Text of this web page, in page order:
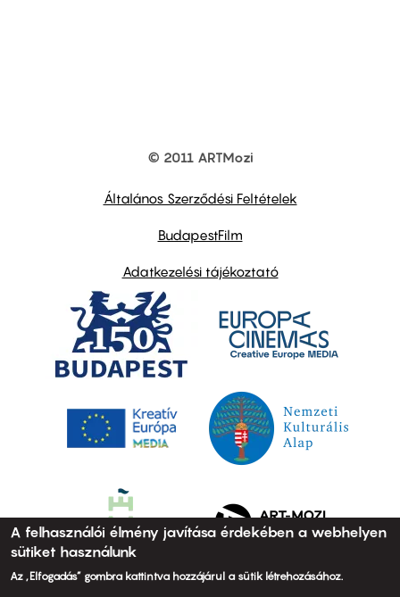
© 2011 ARTMozi
Általános Szerződési Feltételek
BudapestFilm
Adatkezelési tájékoztató
A felhasználói élmény javítása érdekében a webhelyen
sütiket használunk
Az „Elfogadás” gombra kattintva hozzájárul a sütik létrehozásához.